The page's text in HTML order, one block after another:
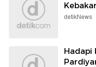
detikNews
Hadapi